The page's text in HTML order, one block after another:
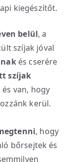
kiegészítőt.
belül, a
szíjak jóval
és cserére
szíjak
van, hogy
kerül.
, hogy
bőrsejtek és